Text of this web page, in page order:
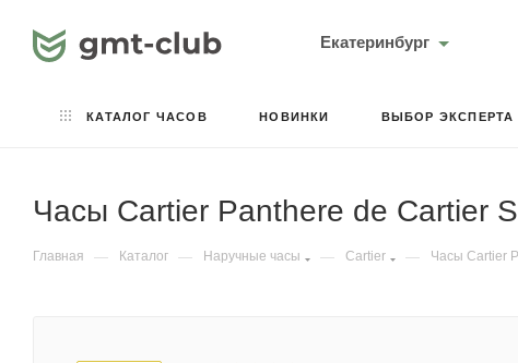
Екатеринбург
КАТАЛОГ ЧАСОВ НОВИНКИ ВЫБОР ЭКСПЕРТА
Часы Cartier Panthere de Cartier
Главная — Каталог — Наручные часы — Cartier — Часы Cartier